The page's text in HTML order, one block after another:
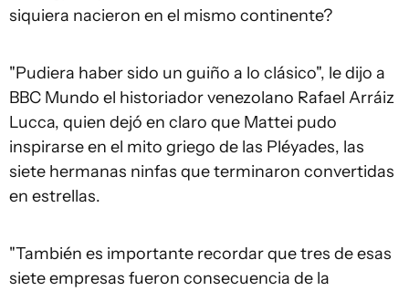
siquiera nacieron en el mismo continente?
"Pudiera haber sido un guiño a lo clásico", le dijo a
BBC Mundo el historiador venezolano Rafael Arráiz
Lucca, quien dejó en claro que Mattei pudo
inspirarse en el mito griego de las Pléyades, las
siete hermanas ninfas que terminaron convertidas
en estrellas.
"También es importante recordar que tres de esas
siete empresas fueron consecuencia de la